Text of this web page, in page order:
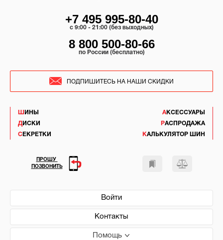
ШИНЫ
ДИСКИ
СЕКРЕТКИ
АКСЕССУАРЫ
РАСПРОДАЖА
КАЛЬКУЛЯТОР ШИН
Войти
Контакты
Помощь
+7 495 995-80-40
c 9:00 - 21:00 (без выходных)
8 800 500-80-66
по России (бесплатно)
ПОДПИШИТЕСЬ НА НАШИ СКИДКИ
ПРОШУ
ПОЗВОНИТЬ